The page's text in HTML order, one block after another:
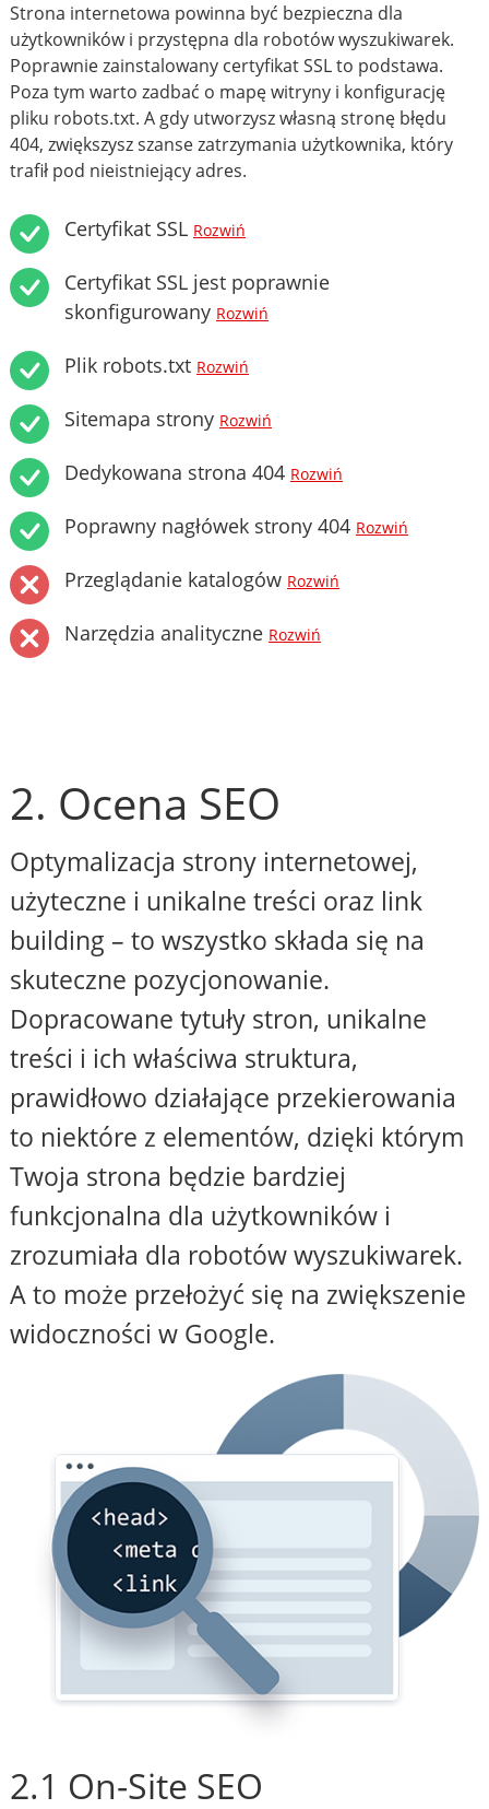
Strona internetowa powinna być bezpieczna dla
użytkowników i przystępna dla robotów wyszukiwarek.
Poprawnie zainstalowany certyfikat SSL to podstawa.
Poza tym warto zadbać o mapę witryny i konfigurację
pliku robots.txt. A gdy utworzysz własną stronę błędu
404, zwiększysz szanse zatrzymania użytkownika, który
trafił pod nieistniejący adres.
Certyfikat SSL Rozwiń
Certyfikat SSL jest poprawnie
skonfigurowany Rozwiń
Plik robots.txt Rozwiń
Sitemapa strony Rozwiń
Dedykowana strona 404 Rozwiń
Poprawny nagłówek strony 404 Rozwiń
Przeglądanie katalogów Rozwiń
Narzędzia analityczne Rozwiń
2. Ocena SEO
Optymalizacja strony internetowej,
użyteczne i unikalne treści oraz link
building – to wszystko składa się na
skuteczne pozycjonowanie.
Dopracowane tytuły stron, unikalne
treści i ich właściwa struktura,
prawidłowo działające przekierowania
to niektóre z elementów, dzięki którym
Twoja strona będzie bardziej
funkcjonalna dla użytkowników i
zrozumiała dla robotów wyszukiwarek.
A to może przełożyć się na zwiększenie
widoczności w Google.
2.1 On-Site SEO